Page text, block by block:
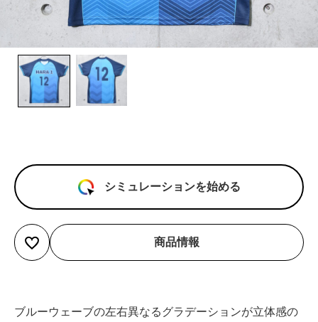
シミュレーションを始める
商品情報
ブルーウェーブの左右異なるグラデーションが立体感の